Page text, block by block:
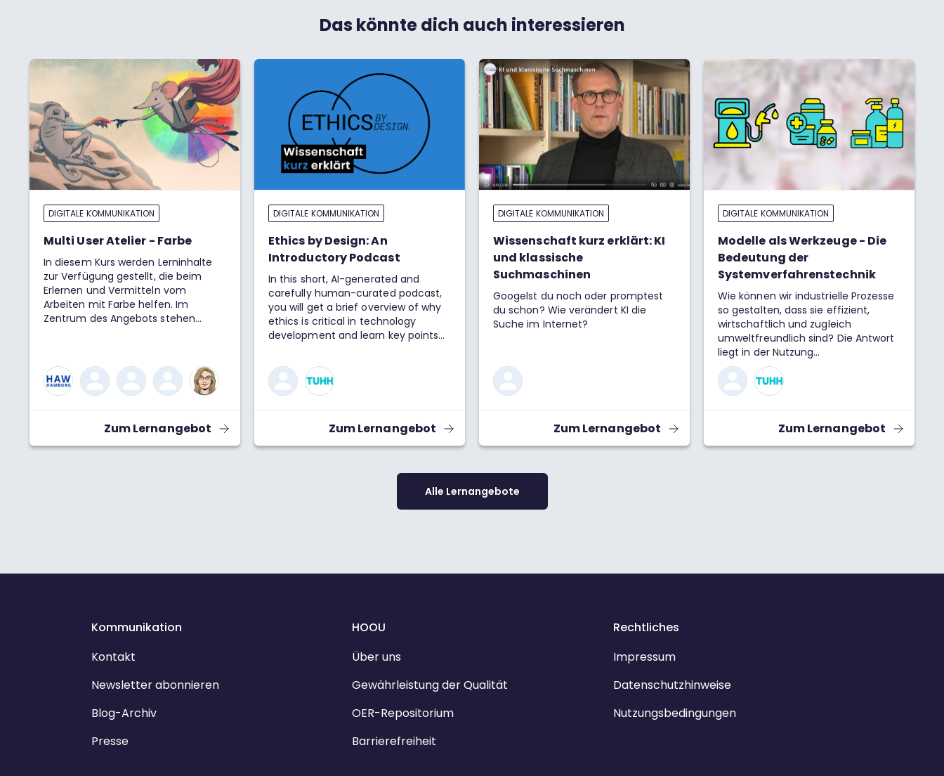
Das könnte dich auch interessieren
DIGITALE KOMMUNIKATION
Multi User Atelier - Farbe
In diesem Kurs werden Lerninhalte
zur Verfügung gestellt, die beim
Erlernen und Vermitteln vom
Arbeiten mit Farbe helfen. Im
Zentrum des Angebots stehen
gezielte Einsatz von Farbe in Kunst
und Design verbessert wird.
Zum Lernangebot
DIGITALE KOMMUNIKATION
Ethics by Design: An
Introductory Podcast
In this short, AI-generated and
carefully human-curated podcast,
you will get a brief overview of why
ethics is critical in technology
development and learn key points
Design.
Zum Lernangebot
DIGITALE KOMMUNIKATION
Wissenschaft kurz erklärt: KI
und klassische
Suchmaschinen
Googelst du noch oder promptest
du schon? Wie verändert KI die
Suche im Internet?
Zum Lernangebot
DIGITALE KOMMUNIKATION
Modelle als Werkzeuge - Die
Bedeutung der
Systemverfahrenstechnik
Wie können wir industrielle Prozesse
so gestalten, dass sie effizient,
wirtschaftlich und zugleich
umweltfreundlich sind? Die Antwort
liegt in der Nutzung
mathematischer Modelle. Sie
ermöglichen es, komplexe Systeme
zu verstehen, zu simulieren und zu
optimieren – ein unverzichtbares
Werkzeug für die
Ingenieurwissenschaften.
Insbesondere die
und nachhaltiger gestalten. The
Zum Lernangebot
Alle Lernangebote
Kommunikation
Kontakt
Newsletter abonnieren
Blog-Archiv
Presse
HOOU
Über uns
Gewährleistung der Qualität
OER-Repositorium
Barrierefreiheit
Rechtliches
Impressum
Datenschutzhinweise
Nutzungsbedingungen